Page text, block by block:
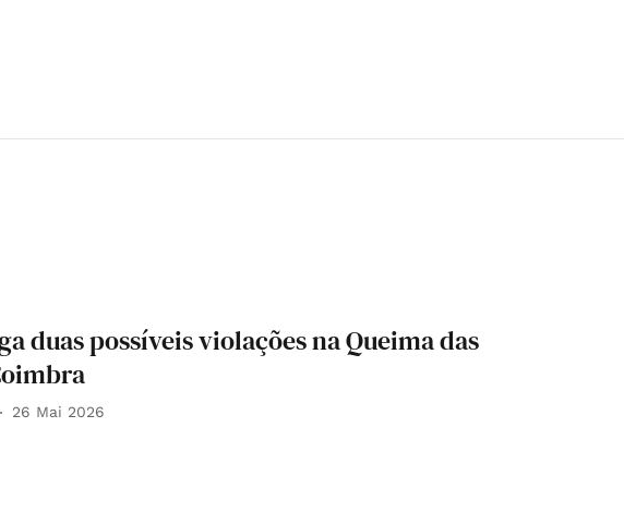
duas possíveis violações na Queima das
26 Mai 2026